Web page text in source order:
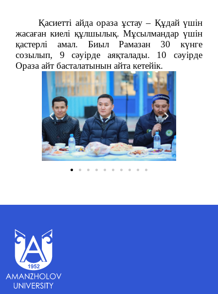
Қасиетті айда ораза ұстау – Құдай үшін
жасаған киелі құлшылық. Мұсылмандар үшін
қастерлі амал. Биыл Рамазан 30 күнге
созылып, 9 сәуірде аяқталады. 10 сәуірде
Ораза айт басталатынын айта кетейік.